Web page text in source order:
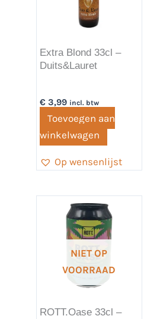
Extra Blond 33cl –
Duits&Lauret
€ 3,99 incl. btw
Toevoegen aan
winkelwagen
Op wensenlijst
NIET OP
VOORRAAD
ROTT.Oase 33cl –